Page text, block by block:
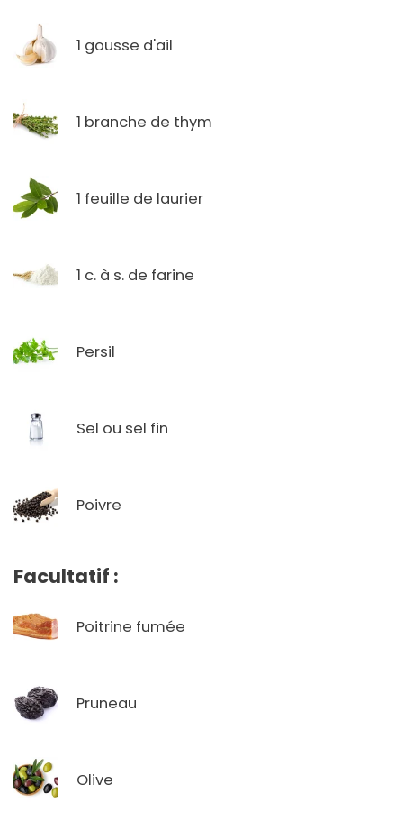
1 gousse d'ail
1 branche de thym
1 feuille de laurier
1 c. à s. de farine
Persil
Sel ou sel fin
Poivre
Facultatif :
Poitrine fumée
Pruneau
Olive